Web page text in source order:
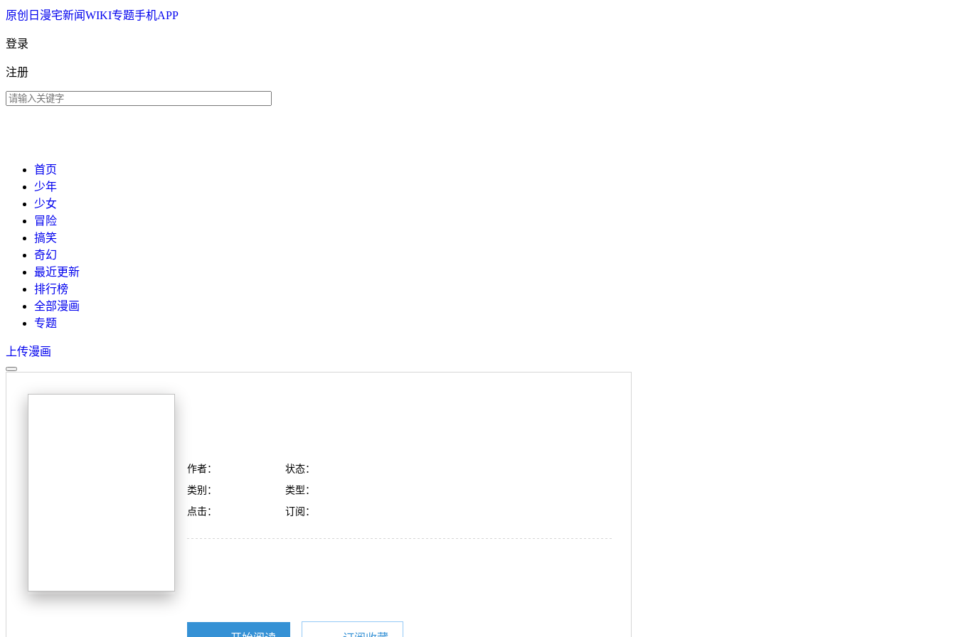
原创 日漫宅新闻WIKI专题手机APP
登录
注册
首页
少年
少女
冒险
搞笑
奇幻
最近更新
排行榜
全部漫画
专题
上传漫画
作者：
状态：
类别：
类型：
点击：
订阅：